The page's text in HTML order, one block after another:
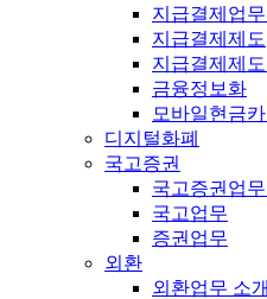
지급결제업
지급결제제도
지급결제제
금융정보화
모바일현금
디지털화폐
국고증권
국고증권업
국고업무
증권업무
외환
외환업무 소개